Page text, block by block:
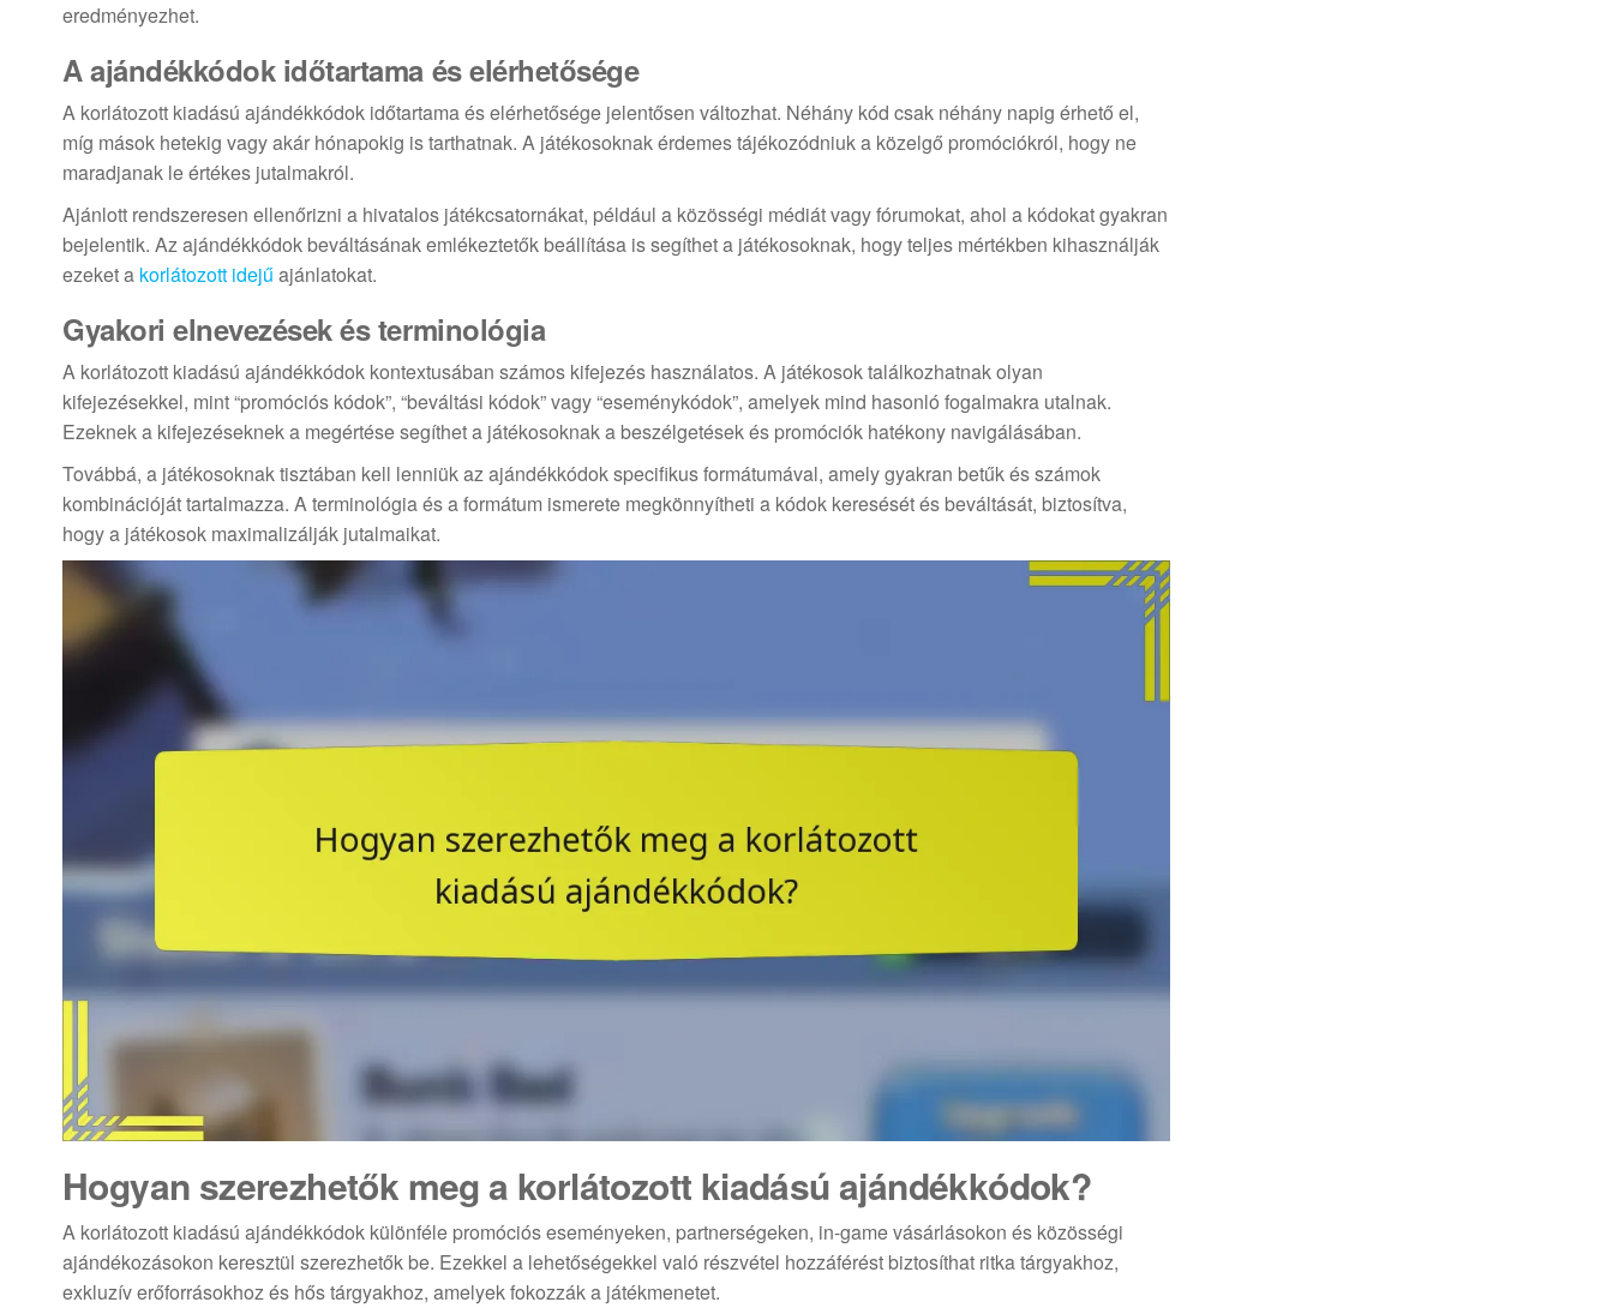
eredményezhet.
A ajándékkódok időtartama és elérhetősége
A korlátozott kiadású ajándékkódok időtartama és elérhetősége jelentősen változhat. Néhány kód csak néhány napig érhető el,
míg mások hetekig vagy akár hónapokig is tarthatnak. A játékosoknak érdemes tájékozódniuk a közelgő promóciókról, hogy ne
maradjanak le értékes jutalmakról.
Ajánlott rendszeresen ellenőrizni a hivatalos játékcsatornákat, például a közösségi médiát vagy fórumokat, ahol a kódokat gyakran
bejelentik. Az ajándékkódok beváltásának emlékeztetők beállítása is segíthet a játékosoknak, hogy teljes mértékben kihasználják
ezeket a korlátozott idejűajánlatokat.
Gyakori elnevezések és terminológia
A korlátozott kiadású ajándékkódok kontextusában számos kifejezés használatos. A játékosok találkozhatnak olyan
kifejezésekkel, mint “promóciós kódok”, “beváltási kódok” vagy “eseménykódok”, amelyek mind hasonló fogalmakra utalnak.
Ezeknek a kifejezéseknek a megértése segíthet a játékosoknak a beszélgetések és promóciók hatékony navigálásában.
Továbbá, a játékosoknak tisztában kell lenniük az ajándékkódok specifikus formátumával, amely gyakran betűk és számok
kombinációját tartalmazza. A terminológia és a formátum ismerete megkönnyítheti a kódok keresését és beváltását, biztosítva,
hogy a játékosok maximalizálják jutalmaikat.
Hogyan szerezhetők meg a korlátozott kiadású ajándékkódok?
A korlátozott kiadású ajándékkódok különféle promóciós eseményeken, partnerségeken, in-game vásárlásokon és közösségi
ajándékozásokon keresztül szerezhetők be. Ezekkel a lehetőségekkel való részvétel hozzáférést biztosíthat ritka tárgyakhoz,
exkluzív erőforrásokhoz és hős tárgyakhoz, amelyek fokozzák a játékmenetet.